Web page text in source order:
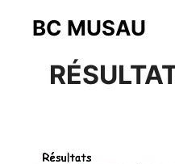
BC MUSAU